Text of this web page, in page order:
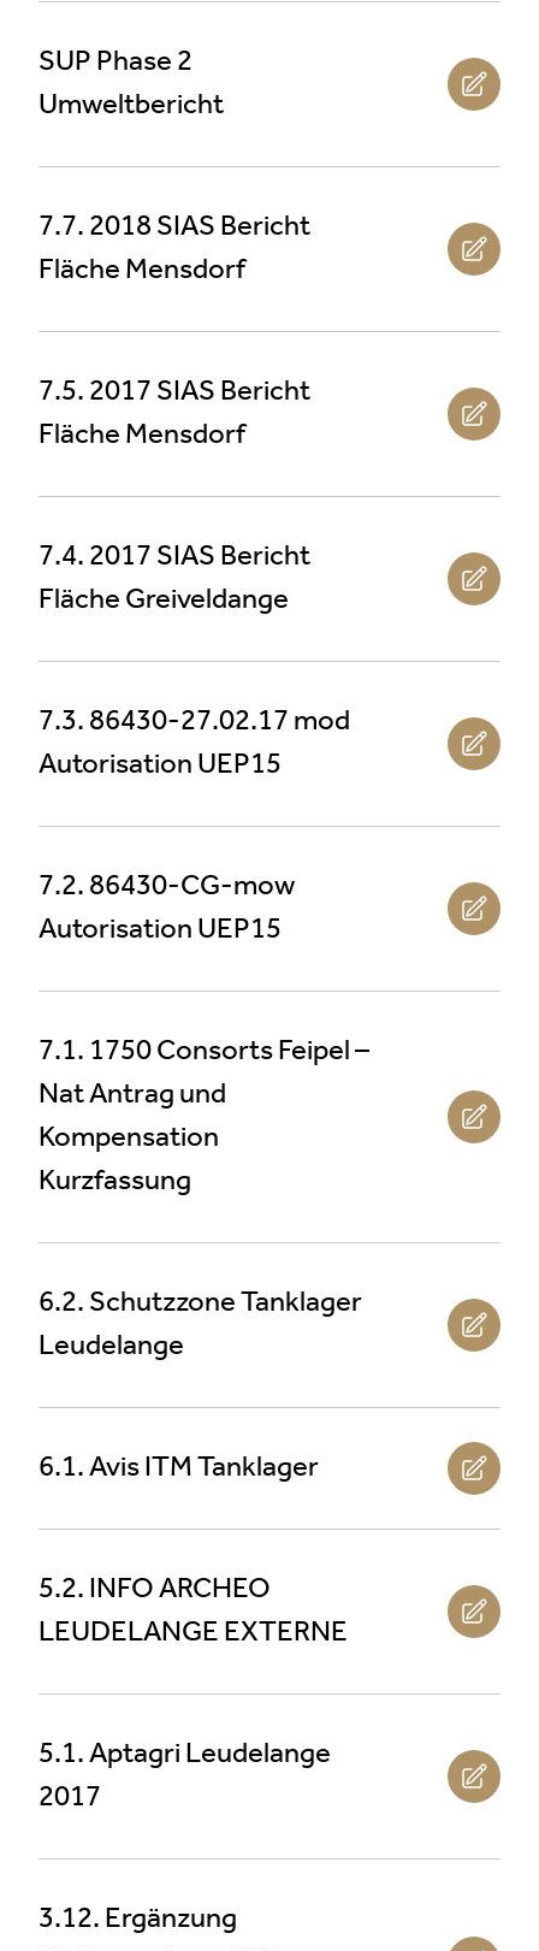
SUP Phase 2
Umweltbericht
7.7. 2018 SIAS Bericht
Fläche Mensdorf
7.5. 2017 SIAS Bericht
Fläche Mensdorf
7.4. 2017 SIAS Bericht
Fläche Greiveldange
7.3. 86430-27.02.17 mod
Autorisation UEP15
7.2. 86430-CG-mow
Autorisation UEP15
7.1. 1750 Consorts Feipel –
Nat Antrag und
Kompensation
Kurzfassung
6.2. Schutzzone Tanklager
Leudelange
6.1. Avis ITM Tanklager
5.2. INFO ARCHEO
LEUDELANGE EXTERNE
5.1. Aptagri Leudelange
2017
3.12. Ergänzung